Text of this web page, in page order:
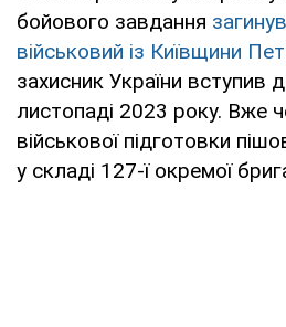
бойового завдання
військовий із Київщини
захисник України вступив
листопаді 2023 року. Вже
військової підготовки
у складі 127-ї окремої